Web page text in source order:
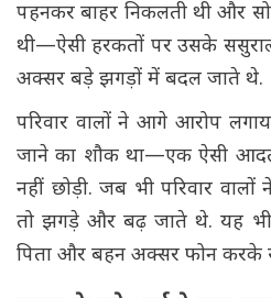
पहनकर बाहर निकलती थी और
थी—ऐसी हरकतों पर उसके ससुराल
अक्सर बड़े झगड़ों में बदल जाते थे.
परिवार वालों ने आगे आरोप
जाने का शौक था—एक ऐसी
नहीं छोड़ी. जब भी परिवार
तो झगड़े और बढ़ जाते थे. यह
पिता और बहन अक्सर फोन करके